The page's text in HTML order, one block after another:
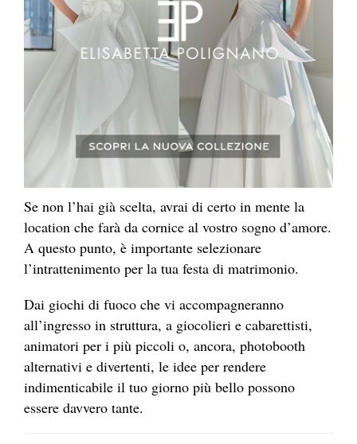
Se non l’hai già scelta, avrai di certo in mente la
location che farà da cornice al vostro sogno d’amore.
A questo punto, è importante selezionare
l’intrattenimento per la tua festa di matrimonio.
Dai giochi di fuoco che vi accompagneranno
all’ingresso in struttura, a giocolieri e cabarettisti,
animatori per i più piccoli o, ancora, photobooth
alternativi e divertenti, le idee per rendere
indimenticabile il tuo giorno più bello possono
essere davvero tante.